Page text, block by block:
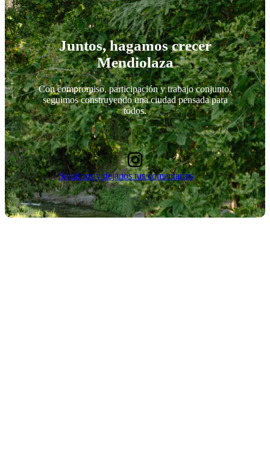
Juntos, hagamos crecer
Mendiolaza
Con compromiso, participación y trabajo conjunto,
seguimos construyendo una ciudad pensada para
todos.
Seguinos y dejanos tus comentarios